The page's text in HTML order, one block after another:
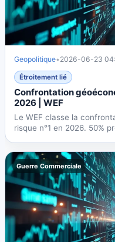
Geopolitique• 2026-06-23
Étroitement lié
Confrontation
2026 | WEF
Le WEF classe la
risque n°1 en 2026. 50%
Guerre Commerciale